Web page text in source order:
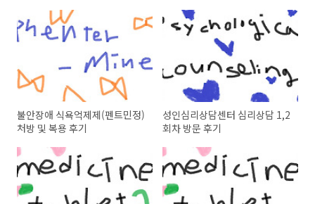
불안장애 식욕억제제(펜트민정)
처방 및 복용 후기
성인심리상담센터 심리상담 1,2
회차 방문 후기